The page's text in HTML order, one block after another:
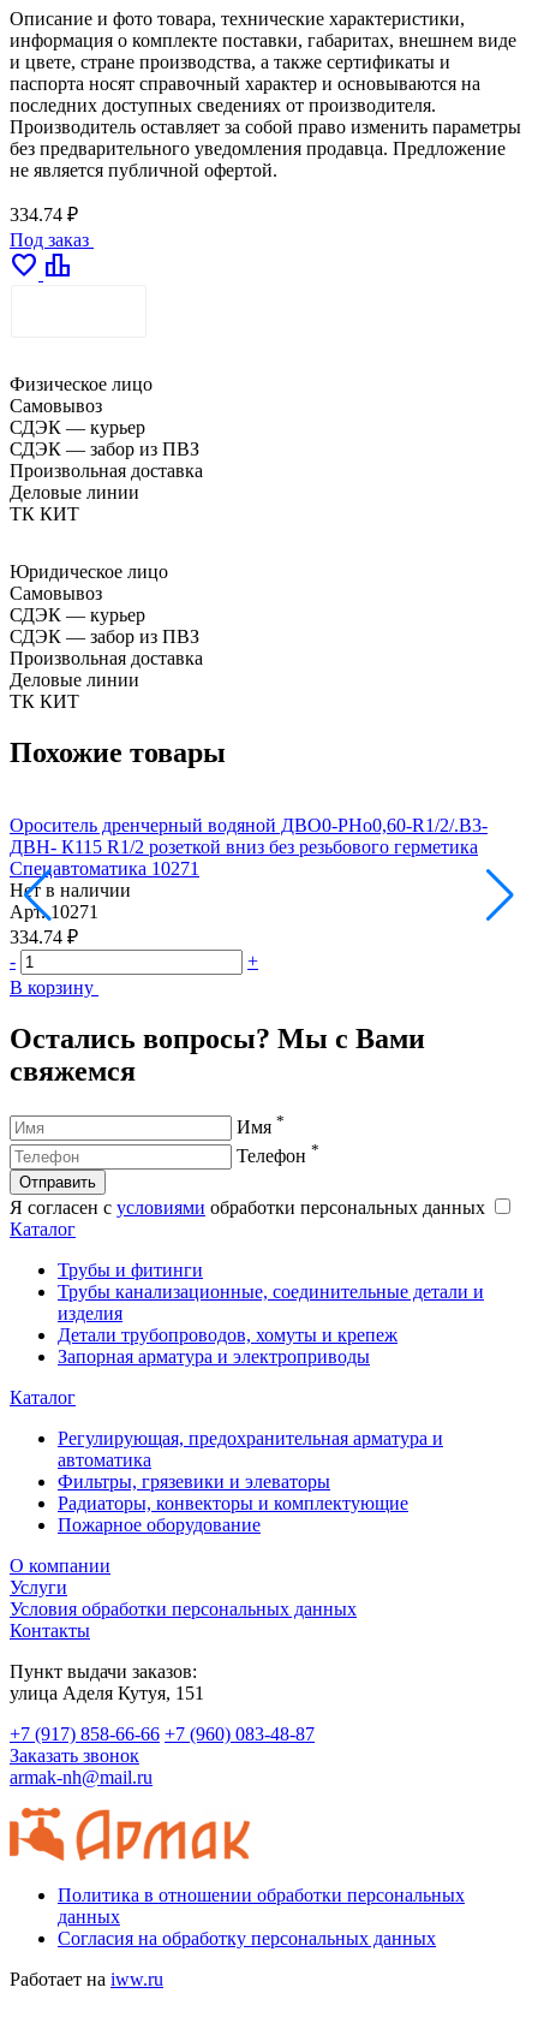
Описание и фото товара, технические характеристики,
информация о комплекте поставки, габаритах, внешнем виде
и цвете, стране производства, а также сертификаты и
паспорта носят справочный характер и основываются на
последних доступных сведениях от производителя.
Производитель оставляет за собой право изменить параметры
без предварительного уведомления продавца. Предложение
не является публичной офертой.
334.74 ₽
Под заказ
favorite leaderboard
Физическое лицо
Самовывоз
СДЭК — курьер
СДЭК — забор из ПВЗ
Произвольная доставка
Деловые линии
ТК КИТ
Юридическое лицо
Самовывоз
СДЭК — курьер
СДЭК — забор из ПВЗ
Произвольная доставка
Деловые линии
ТК КИТ
Похожие товары
Ороситель дренчерный водяной ДВО0-РНо0,60-R1/2/.В3-
ДВН- К115 R1/2 розеткой вниз без резьбового герметика
Спецавтоматика 10271
Нет в наличии
Арт. 10271
334.74 ₽
-
+
В корзину
Остались вопросы? Мы с Вами
свяжемся
Имя *
Телефон *
Отправить
Я согласен с условиями обработки персональных данных
Каталог
Трубы и фитинги
Трубы канализационные, соединительные детали и
изделия
Детали трубопроводов, хомуты и крепеж
Запорная арматура и электроприводы
Каталог
Регулирующая, предохранительная арматура и
автоматика
Фильтры, грязевики и элеваторы
Радиаторы, конвекторы и комплектующие
Пожарное оборудование
О компании
Услуги
Условия обработки персональных данных
Контакты
Пункт выдачи заказов:
​улица Аделя Кутуя, 151
+7 (917) 858-66-66 +7 (960) 083-48-87
Заказать звонок
armak-nh@mail.ru
Политика в отношении обработки персональных
данных
Согласия на обработку персональных данных
Работает на iww.ru